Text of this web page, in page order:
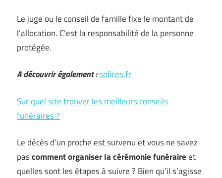
Le juge ou le conseil de famille fixe le montant de
l’allocation. C’est la responsabilité de la personne
protégée.
A découvrir également :solices.fr
Sur quel site trouver les meilleurs conseils
funéraires ?
Le décès d’un proche est survenu et vous ne savez
pascomment organiser la cérémonie funéraireet
quelles sont les étapes à suivre ? Bien qu’il s’agisse